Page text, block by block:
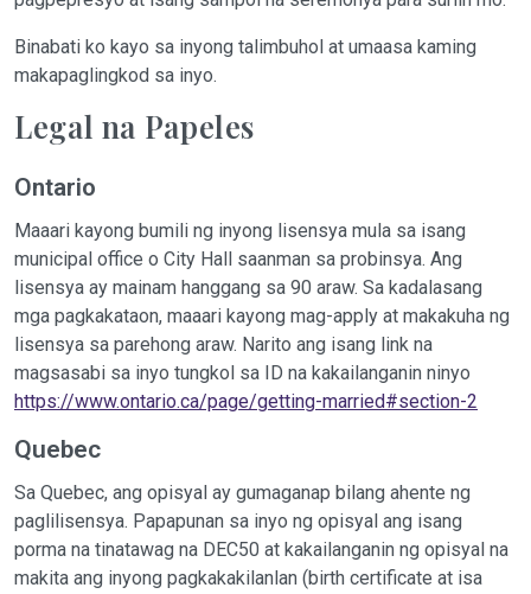
Binabati ko kayo sa inyong talimbuhol at umaasa kaming
makapaglingkod sa inyo.
Legal na Papeles
Ontario
Maaari kayong bumili ng inyong lisensya mula sa isang
municipal office o City Hall saanman sa probinsya. Ang
lisensya ay mainam hanggang sa 90 araw. Sa kadalasang
mga pagkakataon, maaari kayong mag-apply at makakuha ng
lisensya sa parehong araw. Narito ang isang link na
magsasabi sa inyo tungkol sa ID na kakailanganin ninyo
https://www.ontario.ca/page/getting-married#section-2
Quebec
Sa Quebec, ang opisyal ay gumaganap bilang ahente ng
paglilisensya. Papapunan sa inyo ng opisyal ang isang
porma na tinatawag na DEC50 at kakailanganin ng opisyal na
makita ang inyong pagkakakilanlan (birth certificate at isa